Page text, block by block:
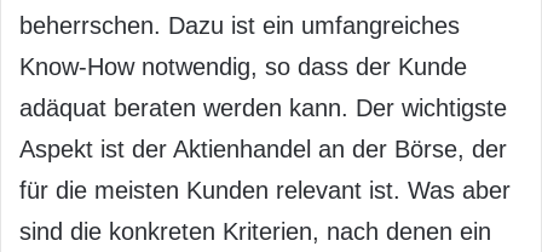
beherrschen. Dazu ist ein umfangreiches
Know-How notwendig, so dass der Kunde
adäquat beraten werden kann. Der wichtigste
Aspekt ist der Aktienhandel an der Börse, der
für die meisten Kunden relevant ist. Was aber
sind die konkreten Kriterien, nach denen ein